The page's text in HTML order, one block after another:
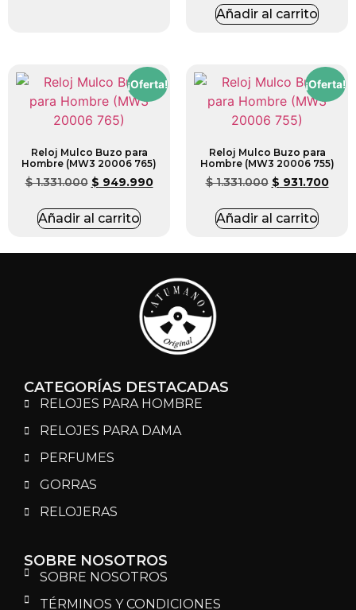
Añadir al carrito
¡Oferta!
Reloj Mulco Buzo para
Hombre (MW3 20006 765)
$1.331.000 $ 949.990
Añadir al carrito
¡Oferta!
Reloj Mulco Buzo para
Hombre (MW3 20006 755)
$1.331.000 $ 931.700
Añadir al carrito
CATEGORÍAS DESTACADAS
RELOJES PARA HOMBRE
RELOJES PARA DAMA
PERFUMES
GORRAS
RELOJERAS
SOBRE NOSOTROS
SOBRE NOSOTROS
TÉRMINOS Y CONDICIONES